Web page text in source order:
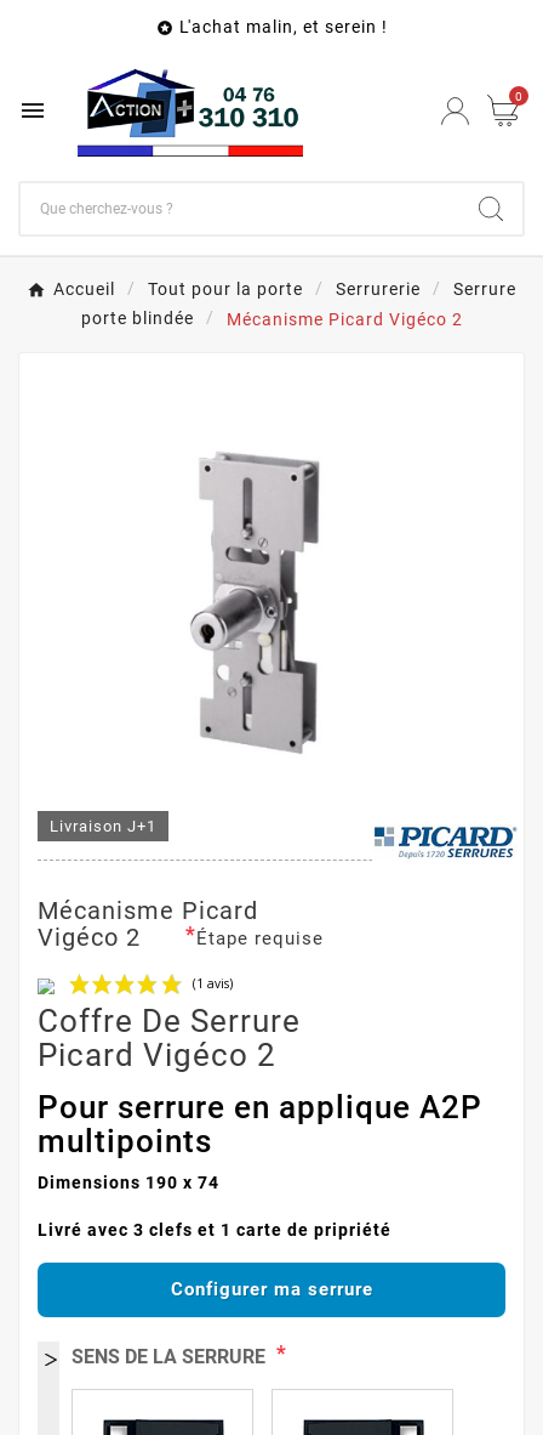
 L'achat malin, et serein !
 0
Accueil Tout pour la porte Serrurerie
Serrure
porte blindée
Mécanisme Picard Vigéco 2
Livraison J+1
Mécanisme Picard
Vigéco 2
*Étape requise
Coffre De Serrure
Picard Vigéco 2
Pour serrure en applique A2P
multipoints
Dimensions 190 x 74
Livré avec 3 clefs et 1 carte de pripriété
Configurer ma serrure
SENS DE LA SERRURE *